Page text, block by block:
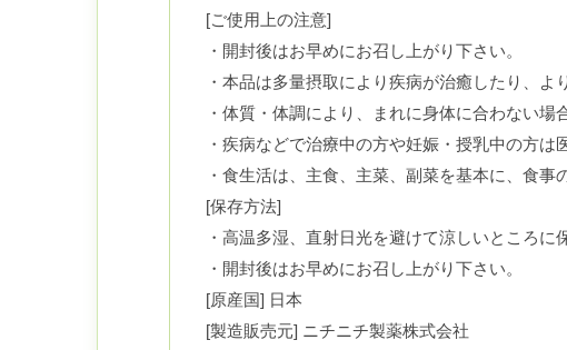
[ご使用上の注意]
・開封後はお早めにお召し上がり下さい。
・本品は多量摂取により疾病が治癒したり、よ
・体質・体調により、まれに身体に合わない場
・疾病などで治療中の方や妊娠・授乳中の方は
・食生活は、主食、主菜、副菜を基本に、食事
[保存方法]
・高温多湿、直射日光を避けて涼しいところに
・開封後はお早めにお召し上がり下さい。
[原産国] 日本
[製造販売元] ニチニチ製薬株式会社